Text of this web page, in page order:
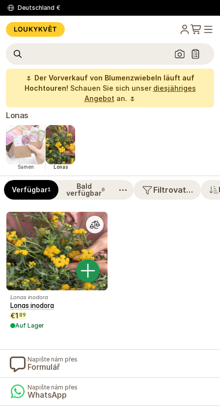
Deutschland €
🌷 Der Vorverkauf von Blumenzwiebeln läuft auf
Hochtouren! Schauen Sie sich unser diesjähriges
Angebot an. 🌷
Lonas
Samen Lonas
Verfügbar1
Bald
verfügbar0 ⋯ Filtrovat…
Lonas inodora
Lonas inodora
€1 89
Auf Lager
Napište nám přes
Formulář
Napište nám přes
WhatsApp